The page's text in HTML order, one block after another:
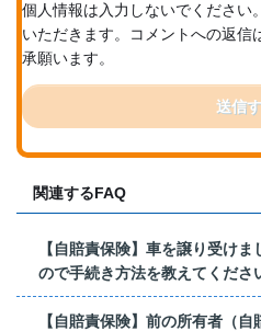
個人情報は入力しないでください
いただきます。コメントへの返信
承願います。
送信
関連するFAQ
【自賠責保険】車を譲り受け
ので手続き方法を教えてくださ
【自賠責保険】前の所有者（